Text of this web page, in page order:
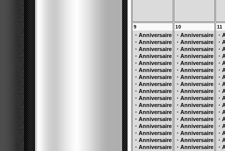
9
· Anniversaire
· Anniversaire
· Anniversaire
· Anniversaire
· Anniversaire
· Anniversaire
· Anniversaire
· Anniversaire
· Anniversaire
· Anniversaire
· Anniversaire
· Anniversaire
· Anniversaire
· Anniversaire
· Anniversaire
· Anniversaire
· Anniversaire
10
· Anniversaire
· Anniversaire
· Anniversaire
· Anniversaire
· Anniversaire
· Anniversaire
· Anniversaire
· Anniversaire
· Anniversaire
· Anniversaire
· Anniversaire
· Anniversaire
· Anniversaire
· Anniversaire
· Anniversaire
· Anniversaire
· Anniversaire
11
·
·
·
·
·
·
·
·
·
·
·
·
·
·
·
·
·